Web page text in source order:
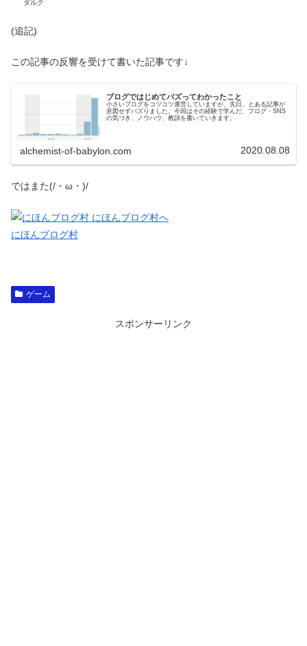
ダルク
(追記)
この記事の反響を受けて書いた記事です↓
ブログではじめてバズってわかったこと
小さいブログをコツコツ運営していますが、先日、とある記事が
意図せずバズりました。今回はその経験で学んだ、ブログ・SNS
の気づき、ノウハウ、教訓を書いていきます。
alchemist-of-babylon.com 2020.08.08
ではまた(/・ω・)/
にほんブログ村
ゲーム
スポンサーリンク